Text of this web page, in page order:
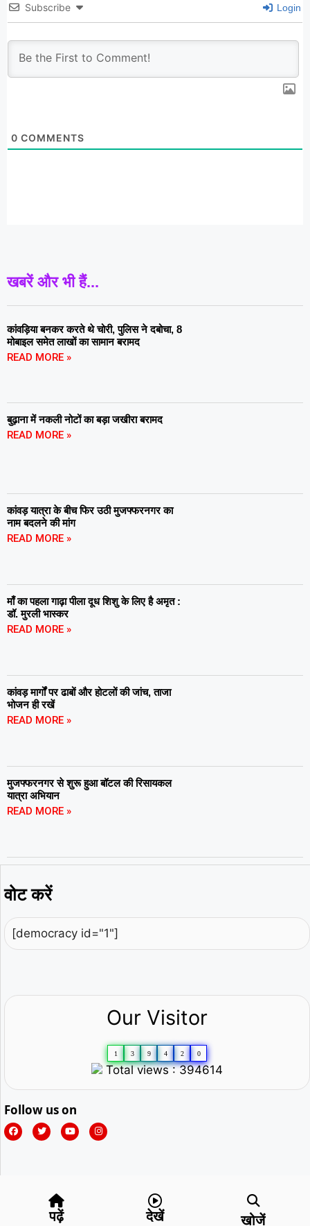
Subscribe Login
0 COMMENTS
खबरें और भी हैं...
कांवड़िया बनकर करते थे चोरी, पुलिस ने दबोचा, 8
मोबाइल समेत लाखों का सामान बरामद
READ MORE »
बुढ़ाना में नकली नोटों का बड़ा जखीरा बरामद
READ MORE »
कांवड़ यात्रा के बीच फिर उठी मुजफ्फरनगर का
नाम बदलने की मांग
READ MORE »
माँ का पहला गाढ़ा पीला दूध शिशु के लिए है अमृत :
डॉ. मुरली भास्कर
READ MORE »
कांवड़ मार्गों पर ढाबों और होटलों की जांच, ताजा
भोजन ही रखें
READ MORE »
मुजफ्फरनगर से शुरू हुआ बॉटल की रिसायकल
यात्रा अभियान
READ MORE »
वोट करें
[democracy id="1"]
Our Visitor
1 3 9 4 2 0
Total views : 394614
Follow us on
पढ़ें देखें खोजें